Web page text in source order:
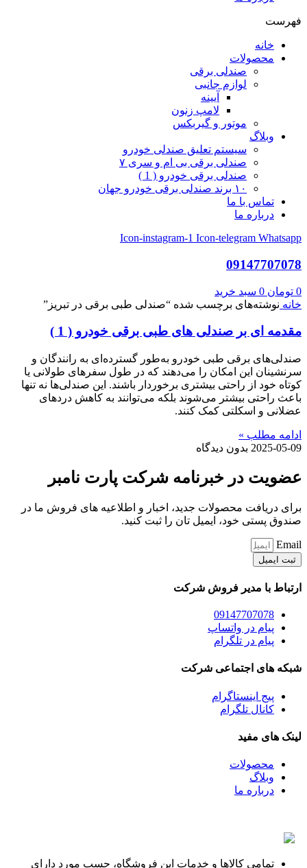
فهرست
خانه
محصولات
صندلی برقی
لوازم جانبی
آیینه
لامپ زنون
موتور و گیربکس
وبلاگ
سیستم تعلیق صندلی خودرو
صندلی برقی بی ام و سری ۷
صندلی برقی خودرو ( 1 )
۱۰ برند صندلی برقی خودرو جهان
تماس با ما
درباره ما
Icon-instagram-1 Icon-telegram Whatsapp
09147707078
0 تومان 0 سبد خرید
خانه نوشته‌های برچسب شده “صندلی طبی برقی در تبریز”
مقدمه ای بر صندلی های طبی برقی خودرو ( 1 )
صندلی‌های برقی طبی خودرو به‌طور گسترده‌ای به رانندگان و
سرنشینان این امکان را می‌دهند که در طول سفرهای طولانی یا
کوتاه خود از راحتی بیشتری برخوردار باشند. این صندلی‌ها نه تنها
باعث راحتی بیشتر می‌شوند بلکه می‌توانند به کاهش دردهای
عضلانی و اسکلتی کمک کنند.
ادامه مطلب »
2025-05-09 بدون دیدگاه
عضویت در خبرنامه شرکت پارت نامبر
برای دریافت محصولات جدید، اخبار و اطلاعیه های فروش ما در
صندوق پستی خود، ایمیل تان را ثبت کنید.
Email
ثبت ایمیل
ارتباط با مدیر فروش شرکت
09147707078
پیام در واتساپ
پیام در تلگرام
شبکه های اجتماعی شرکت
پیج اینستاگرام
کانال تلگرام
لینک های مفید
محصولات
وبلاگ
درباره ما
تمامی کالاها و خدمات این فروشگاه، حسب مورد دارای